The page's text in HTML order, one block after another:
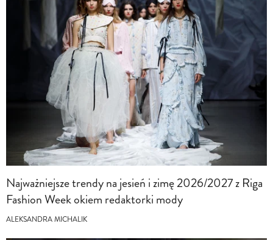
Najważniejsze trendy na jesień i zimę 2026/2027 z Riga
Fashion Week okiem redaktorki mody
ALEKSANDRA MICHALIK